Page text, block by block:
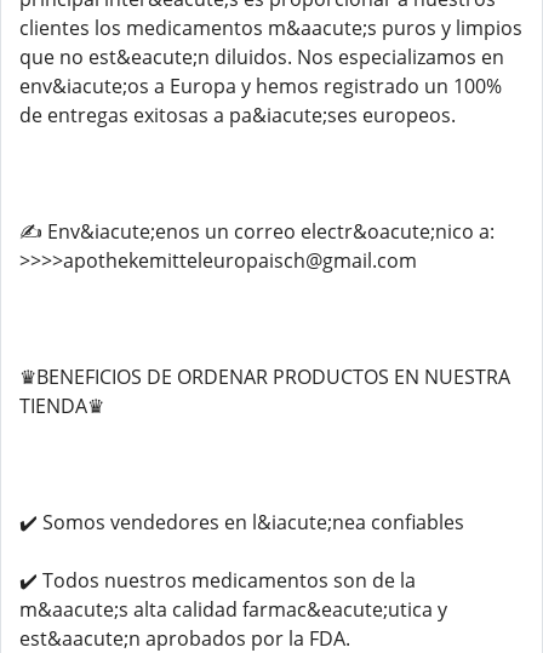
clientes los medicamentos m&aacute;s puros y limpios
que no est&eacute;n diluidos. Nos especializamos en
env&iacute;os a Europa y hemos registrado un 100%
de entregas exitosas a pa&iacute;ses europeos.
✍️ Env&iacute;enos un correo electr&oacute;nico a:
>>>>apothekemitteleuropaisch@gmail.com
♛BENEFICIOS DE ORDENAR PRODUCTOS EN NUESTRA
TIENDA♛
✔️ Somos vendedores en l&iacute;nea confiables
✔️ Todos nuestros medicamentos son de la
m&aacute;s alta calidad farmac&eacute;utica y
est&aacute;n aprobados por la FDA.